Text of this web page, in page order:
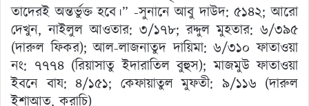
তাদেরই অন্তর্ভুক্ত হবে।” -সুনানে আবু দাউদ: ৫১৪২; আরো
দেখুন, নাইলুল আওতার: ৩/১৭৮; রদ্দুল মুহতার: ৬/৩৯৫
(দারুল ফিকর); আল-লাজনাতুদ দায়িমা: ৬/৩১০ ফাতাওয়া
নং: ৭৭৭৪ (রিয়াসাতু ইদারাতিল বুহুস); মাজমুউ ফাতাওয়া
ইবনে বায: ৪/১৫১; কেফায়াতুল মুফতী: ৯/১১৬ (দারুল
ইশাআত, করাচি)